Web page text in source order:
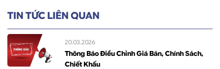
TIN TỨC LIÊN QUAN
20.03.2026
Thông Báo Điều Chỉnh Giá Bán, Chính Sách,
Chiết Khấu